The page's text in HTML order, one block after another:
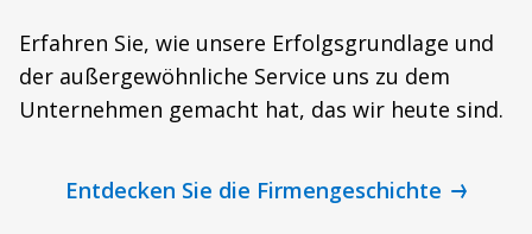
Erfahren Sie, wie unsere Erfolgsgrundlage und
der außergewöhnliche Service uns zu dem
Unternehmen gemacht hat, das wir heute sind.
Entdecken Sie die Firmengeschichte